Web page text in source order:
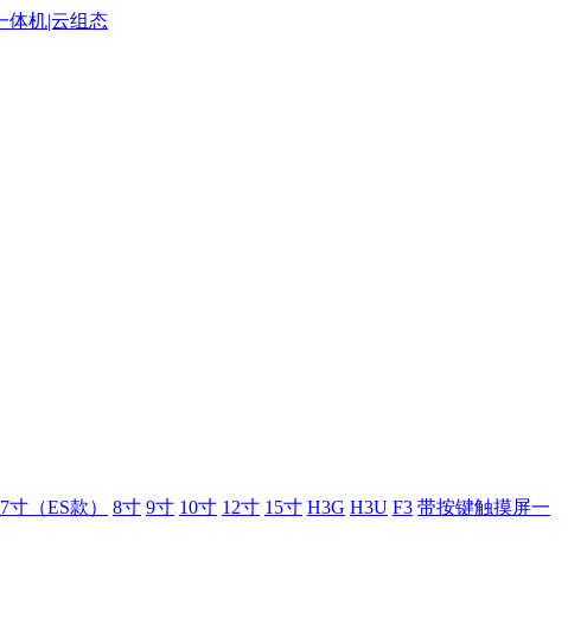
7寸（ES款） 8寸 9寸 10寸 12寸 15寸 H3G H3U F3 带按键触摸屏一